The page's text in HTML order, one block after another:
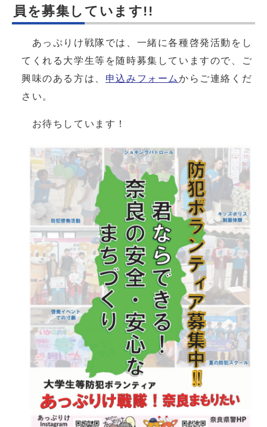
員を募集しています!!
あっぷりけ戦隊では、一緒に各種啓発活動をし
てくれる大学生等を随時募集していますので、ご
興味のある方は、 申込みフォームからご連絡くだ
さい。
お待ちしています！